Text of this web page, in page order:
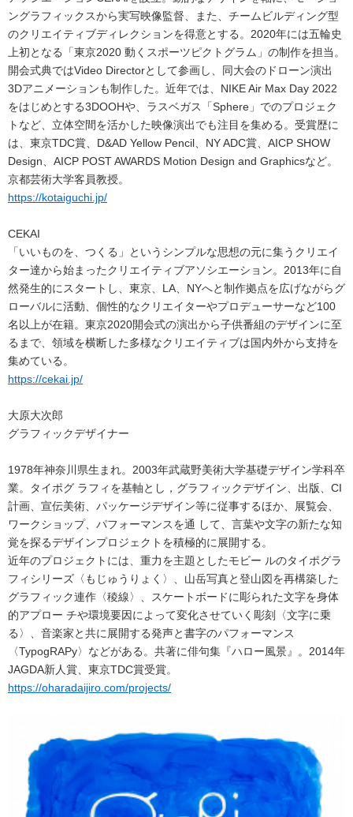
ングラフィックスから実写映像監督、また、チームビルディング型
のクリエイティブディレクションを得意とする。2020年には五輪史
上初となる「東京2020 動くスポーツピクトグラム」の制作を担当。
開会式典ではVideo Directorとして参画し、同大会のドローン演出
3Dアニメーションも制作した。近年では、NIKE Air Max Day 2022
をはじめとする3DOOHや、ラスベガス「Sphere」でのプロジェク
トなど、立体空間を活かした映像演出でも注目を集める。受賞歴に
は、東京TDC賞、D&AD Yellow Pencil、NY ADC賞、AICP SHOW
Design、AICP POST AWARDS Motion Design and Graphicsなど。
京都芸術大学客員教授。
⁠https://kotaiguchi.jp/⁠
CEKAI
「いいものを、つくる」というシンプルな思想の元に集うクリエイ
ター達から始まったクリエイティブアソシエーション。2013年に自
然発生的にスタートし、東京、LA、NYへと制作拠点を広げながらグ
ローバルに活動、個性的なクリエイターやプロデューサーなど100
名以上が在籍。東京2020開会式の演出から子供番組のデザインに至
るまで、領域を横断した多様なクリエイティブは国内外から支持を
集めている。
https://cekai.jp/⁠
大原大次郎
グラフィックデザイナー
1978年神奈川県生まれ。2003年武蔵野美術大学基礎デザイン学科卒
業。タイポグ ラフィを基軸とし，グラフィックデザイン、出版、CI
計画、宣伝美術、パッケージデザイン等に従事するほか、展覧会、
ワークショップ、パフォーマンスを通 して、言葉や文字の新たな知
覚を探るデザインプロジェクトを積極的に展開する。
近年のプロジェクトには、重力を主題としたモビー ルのタイポグラ
フィシリーズ〈もじゅうりょく〉、山岳写真と登山図を再構築した
グラフィック連作〈稜線〉、スケートボードに彫られた文字を身体
的アプロー チや環境要因によって変化させていく彫刻〈文字に乗
る〉、音楽家と共に展開する発声と書字のパフォーマンス
〈TypogRAPy〉などがある。共著に俳句集『ハロー風景』。2014年
JAGDA新人賞、東京TDC賞受賞。
https://oharadaijiro.com/projects/